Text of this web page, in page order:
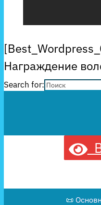
Награждение
Search for:
📜